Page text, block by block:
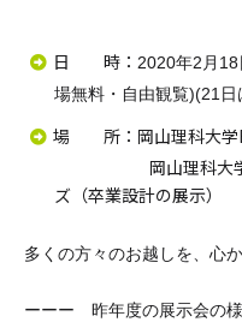
日 時： 2020年2月
場無料・自由観覧)(21
場 所：岡山理科大学
岡山理科大
ズ（卒業設計の展示）
多くの方々のお越しを、心
ーーー 昨年度の展示会の